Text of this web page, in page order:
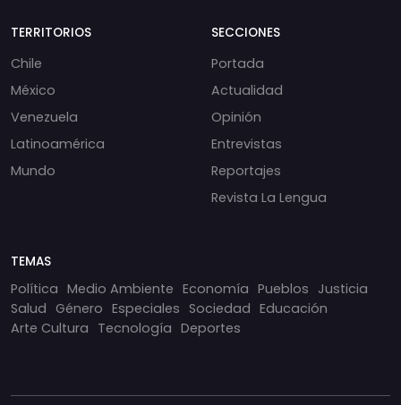
TERRITORIOS
Chile
México
Venezuela
Latinoamérica
Mundo
SECCIONES
Portada
Actualidad
Opinión
Entrevistas
Reportajes
Revista La Lengua
TEMAS
Política Medio Ambiente Economía Pueblos Justicia
Salud Género Especiales Sociedad Educación
Arte Cultura Tecnología Deportes